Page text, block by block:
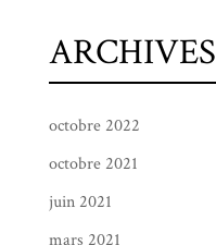
ARCHIVES
octobre 2022
octobre 2021
juin 2021
mars 2021